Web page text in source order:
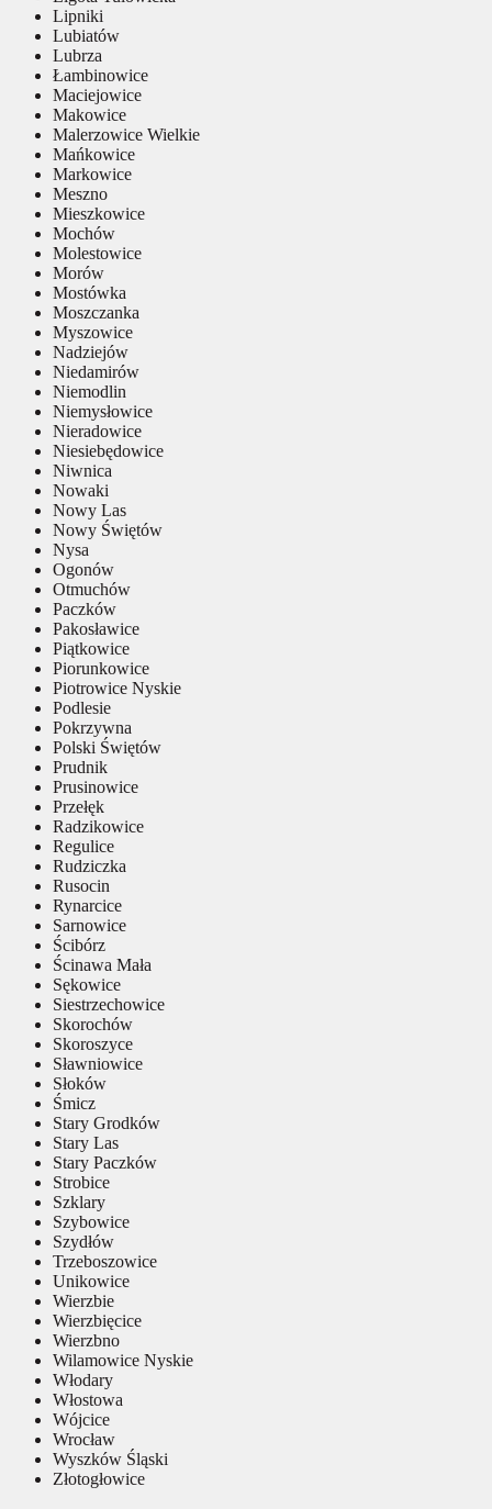
Lipniki
Lubiatów
Lubrza
Łambinowice
Maciejowice
Makowice
Malerzowice Wielkie
Mańkowice
Markowice
Meszno
Mieszkowice
Mochów
Molestowice
Morów
Mostówka
Moszczanka
Myszowice
Nadziejów
Niedamirów
Niemodlin
Niemysłowice
Nieradowice
Niesiebędowice
Niwnica
Nowaki
Nowy Las
Nowy Świętów
Nysa
Ogonów
Otmuchów
Paczków
Pakosławice
Piątkowice
Piorunkowice
Piotrowice Nyskie
Podlesie
Pokrzywna
Polski Świętów
Prudnik
Prusinowice
Przełęk
Radzikowice
Regulice
Rudziczka
Rusocin
Rynarcice
Sarnowice
Ścibórz
Ścinawa Mała
Sękowice
Siestrzechowice
Skorochów
Skoroszyce
Sławniowice
Słoków
Śmicz
Stary Grodków
Stary Las
Stary Paczków
Strobice
Szklary
Szybowice
Szydłów
Trzeboszowice
Unikowice
Wierzbie
Wierzbięcice
Wierzbno
Wilamowice Nyskie
Włodary
Włostowa
Wójcice
Wrocław
Wyszków Śląski
Złotogłowice